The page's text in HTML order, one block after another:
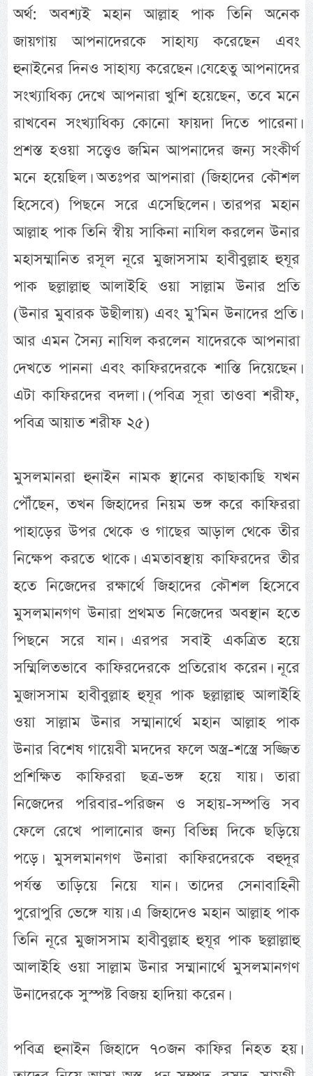
অর্থ: অবশ্যই মহান আল্লাহ পাক তিনি অনেক
জায়গায় আপনাদেরকে সাহায্য করেছেন এবং
হুনাইনের দিনও সাহায্য করেছেন। যেহেতু আপনাদের
সংখ্যাধিক্য দেখে আপনারা খুশি হয়েছেন, তবে মনে
রাখবেন সংখ্যাধিক্য কোনো ফায়দা দিতে পারেনা।
প্রশস্ত হওয়া সত্ত্বেও জমিন আপনাদের জন্য সংকীর্ণ
মনে হয়েছিল। অতঃপর আপনারা (জিহাদের কৌশল
হিসেবে) পিছনে সরে এসেছিলেন। তারপর মহান
আল্লাহ পাক তিনি স্বীয় সাকিনা নাযিল করলেন উনার
মহাসম্মানিত রসূল নূরে মুজাসসাম হাবীবুল্লাহ হুযূর
পাক ছল্লাল্লাহু আলাইহি ওয়া সাল্লাম উনার প্রতি
(উনার মুবারক উছীলায়) এবং মু’মিন উনাদের প্রতি।
আর এমন সৈন্য নাযিল করলেন যাদেরকে আপনারা
দেখতে পাননা এবং কাফিরদেরকে শাস্তি দিয়েছেন।
এটা কাফিরদের বদলা। (পবিত্র সূরা তাওবা শরীফ,
পবিত্র আয়াত শরীফ ২৫)
মুসলমানরা হুনাইন নামক স্থানের কাছাকাছি যখন
পৌঁছেন, তখন জিহাদের নিয়ম ভঙ্গ করে কাফিররা
পাহাড়ের উপর থেকে ও গাছের আড়াল থেকে তীর
নিক্ষেপ করতে থাকে। এমতাবস্থায় কাফিরদের তীর
হতে নিজেদের রক্ষার্থে জিহাদের কৌশল হিসেবে
মুসলমানগণ উনারা প্রথমত নিজেদের অবস্থান হতে
পিছনে সরে যান। এরপর সবাই একত্রিত হয়ে
সম্মিলিতভাবে কাফিরদেরকে প্রতিরোধ করেন। নূরে
মুজাসসাম হাবীবুল্লাহ হুযূর পাক ছল্লাল্লাহু আলাইহি
ওয়া সাল্লাম উনার সম্মানার্থে মহান আল্লাহ পাক
উনার বিশেষ গায়েবী মদদের ফলে অস্ত্র-শস্ত্রে সজ্জিত
প্রশিক্ষিত কাফিররা ছত্র-ভঙ্গ হয়ে যায়। তারা
নিজেদের পরিবার-পরিজন ও সহায়-সম্পত্তি সব
ফেলে রেখে পালানোর জন্য বিভিন্ন দিকে ছড়িয়ে
পড়ে। মুসলমানগণ উনারা কাফিরদেরকে বহুদূর
পর্যন্ত তাড়িয়ে নিয়ে যান। তাদের সেনাবাহিনী
পুরোপুরি ভেঙ্গে যায়। এ জিহাদেও মহান আল্লাহ পাক
তিনি নূরে মুজাসসাম হাবীবুল্লাহ হুযূর পাক ছল্লাল্লাহু
আলাইহি ওয়া সাল্লাম উনার সম্মানার্থে মুসলমানগণ
উনাদেরকে সুস্পষ্ট বিজয় হাদিয়া করেন।
পবিত্র হুনাইন জিহাদে ৭০জন কাফির নিহত হয়।